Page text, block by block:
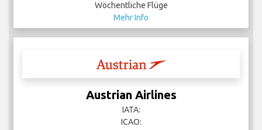
Wöchentliche Flüge
Mehr Info
Austrian Airlines
IATA:
ICAO: